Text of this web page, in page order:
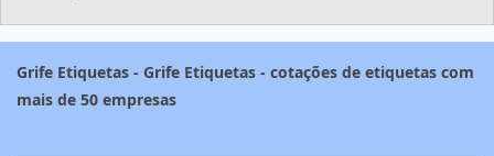
Grife Etiquetas - Grife Etiquetas - cotações de etiquetas com
mais de 50 empresas